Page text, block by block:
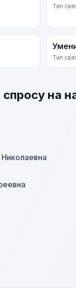
Тип
Тип
на